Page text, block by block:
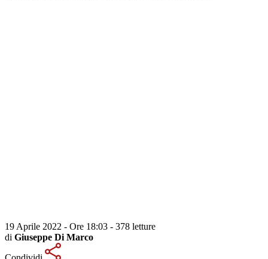
19 Aprile 2022 - Ore 18:03 - 378 letture
di Giuseppe Di Marco